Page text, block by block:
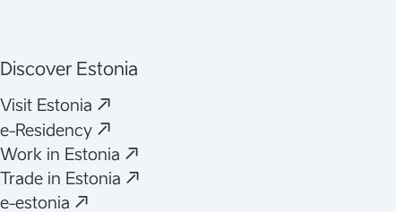
Discover Estonia
Visit Estonia (
e-Residency
(
Work in Estonia
(
Trade in Estonia
(
e-estonia
(